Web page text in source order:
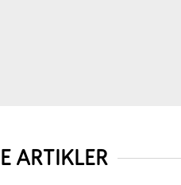
ARTIKLER